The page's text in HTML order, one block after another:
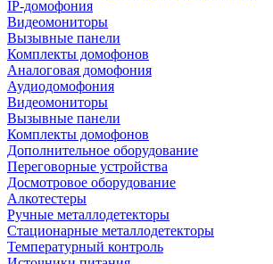
IP-домофония
Видеомониторы
Вызывные панели
Комплекты домофонов
Аналоговая домофония
Аудиодомофония
Видеомониторы
Вызывные панели
Комплекты домофонов
Дополнительное оборудование
Переговорные устройства
Досмотровое оборудование
Алкотестеры
Ручные металлодетекторы
Стационарные металлодетекторы
Температурный контроль